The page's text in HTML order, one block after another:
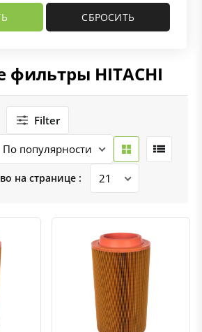
HITACHI
Filter
на странице :
сравнениюв избранное Быстрый просмотрДобавить к сравнению
Добавить в избранное